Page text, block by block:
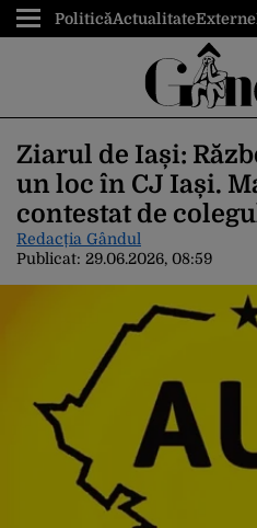
PoliticăActualitateExterne
Ziarul de Iași:
un loc în CJ Iași.
contestat de
Redacția Gândul
Publicat: 29.06.2026, 08:59